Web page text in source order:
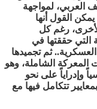
العربي، لمواجهة
القول أنها
رغم كل
التي حققتها في
ثم تجميدها
الشاملة، وهو
وإدراياً على نحو
تتكامل فيها مع